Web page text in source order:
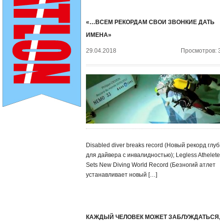
«…ВСЕМ РЕКОРДАМ СВОИ ЗВОНКИЕ ДАТЬ
ИМЕНА»
29.04.2018 Просмотров:
Disabled diver breaks record (Новый рекорд
для дайвера с инвалидностью); Legless Athelete
Sets New Diving World Record (Безногий атлет
устанавливает новый […]
КАЖДЫЙ ЧЕЛОВЕК МОЖЕТ